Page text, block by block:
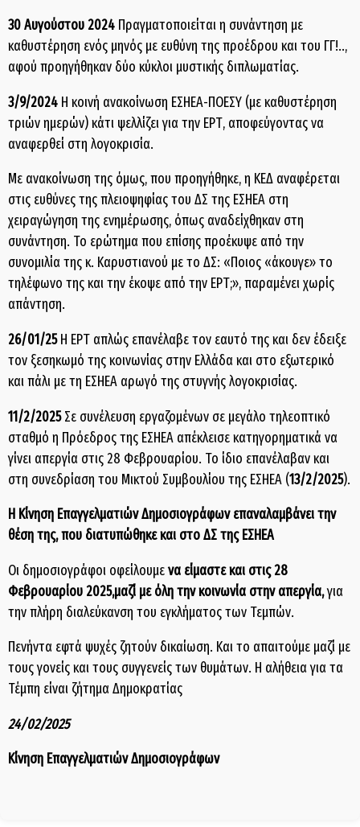
30 Αυγούστου 2024 Πραγματοποιείται η συνάντηση με
καθυστέρηση ενός μηνός με ευθύνη της προέδρου και του ΓΓ!..,
αφού προηγήθηκαν δύο κύκλοι μυστικής διπλωματίας.
3/9/2024 Η κοινή ανακοίνωση ΕΣΗΕΑ-ΠΟΕΣΥ (με καθυστέρηση
τριών ημερών) κάτι ψελλίζει για την ΕΡΤ, αποφεύγοντας να
αναφερθεί στη λογοκρισία.
Με ανακοίνωση της όμως, που προηγήθηκε, η ΚΕΔ αναφέρεται
στις ευθύνες της πλειοψηφίας του ΔΣ της ΕΣΗΕΑ στη
χειραγώγηση της ενημέρωσης, όπως αναδείχθηκαν στη
συνάντηση. Το ερώτημα που επίσης προέκυψε από την
συνομιλία της κ. Καρυστιανού με το ΔΣ: «Ποιος «άκουγε» το
τηλέφωνο της και την έκοψε από την ΕΡΤ;», παραμένει χωρίς
απάντηση.
26/01/25Η ΕΡΤ απλώς επανέλαβε τον εαυτό της και δεν έδειξε
τον ξεσηκωμό της κοινωνίας στην Ελλάδα και στο εξωτερικό
και πάλι με τη ΕΣΗΕΑ αρωγό της στυγνής λογοκρισίας.
11/2/2025Σε συνέλευση εργαζομένων σε μεγάλο τηλεοπτικό
σταθμό η Πρόεδρος της ΕΣΗΕΑ απέκλεισε κατηγορηματικά να
γίνει απεργία στις 28 Φεβρουαρίου. Το ίδιο επανέλαβαν και
στη συνεδρίαση του Μικτού Συμβουλίου της ΕΣΗΕΑ (13/2/2025).
Η Κίνηση Επαγγελματιών Δημοσιογράφων επαναλαμβάνει την
θέση της, που διατυπώθηκε και στο ΔΣ της ΕΣΗΕΑ
Οι δημοσιογράφοι οφείλουμενα είμαστε και στις 28
Φεβρουαρίου 2025,μαζί με όλη την κοινωνία στην απεργία,για
την πλήρη διαλεύκανση του εγκλήματος των Τεμπών.
Πενήντα εφτά ψυχές ζητούν δικαίωση. Και το απαιτούμε μαζί με
τους γονείς και τους συγγενείς των θυμάτων. Η αλήθεια για τα
Τέμπη είναι ζήτημα Δημοκρατίας
24/02/2025
Κίνηση Επαγγελματιών Δημοσιογράφων